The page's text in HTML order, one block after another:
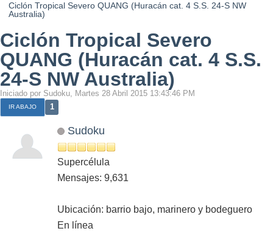
Ciclón Tropical Severo QUANG (Huracán cat. 4 S.S. 24-S NW
Australia)
Ciclón Tropical Severo
QUANG (Huracán cat. 4 S.S.
24-S NW Australia)
Iniciado por Sudoku, Martes 28 Abril 2015 13:43:46 PM
IR ABAJO 1
Sudoku
Supercélula
Mensajes: 9,631
Ubicación: barrio bajo, marinero y bodeguero
En línea